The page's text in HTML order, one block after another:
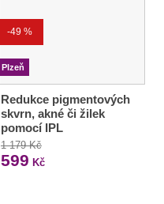
-49 %
Plzeň
Redukce pigmentových
skvrn, akné či žilek
pomocí IPL
1 179 Kč
599 Kč